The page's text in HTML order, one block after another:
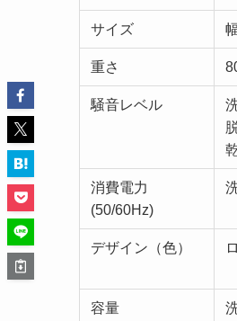
サイズ
重さ
騒音レベル
消費電力
(50/60Hz)
デザイン（色）
容量